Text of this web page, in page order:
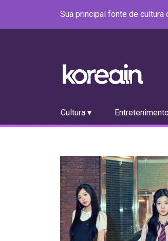
Sua principal fonte de cultura
Cultura ▾